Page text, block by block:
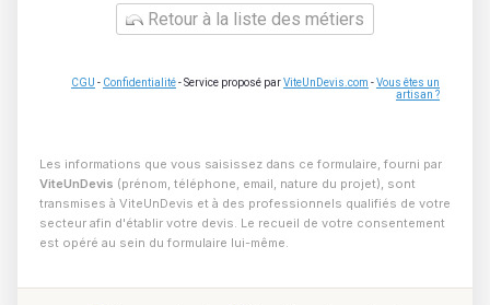
Retour à la liste des métiers
CGU - Confidentialité- Service proposé parViteUnDevis.com -Vous êtes un
artisan ?
Les informations que vous saisissez dans ce formulaire, fourni par
ViteUnDevis (prénom, téléphone, email, nature du projet), sont
transmises à ViteUnDevis et à des professionnels qualifiés de votre
secteur afin d'établir votre devis. Le recueil de votre consentement
est opéré au sein du formulaire lui-même.